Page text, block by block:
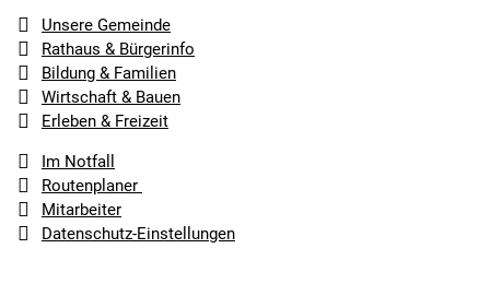
Unsere Gemeinde
Rathaus & Bürgerinfo
Bildung & Familien
Wirtschaft & Bauen
Erleben & Freizeit
Im Notfall
Routenplaner
Mitarbeiter
Datenschutz-Einstellungen